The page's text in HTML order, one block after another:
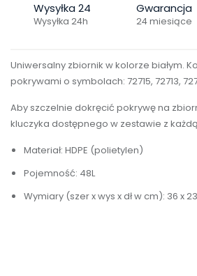
Wysyłka 24
Wysyłka 24h
Gwarancja
24 miesiące
Uniwersalny zbiornik w kolorze białym.
pokrywami o symbolach: 72715, 72713,
Aby szczelnie dokręcić pokrywę na
kluczyka dostępnego w zestawie z
Materiał: HDPE (polietylen)
Pojemność: 48L
Wymiary (szer x wys x dł w cm): 36 x